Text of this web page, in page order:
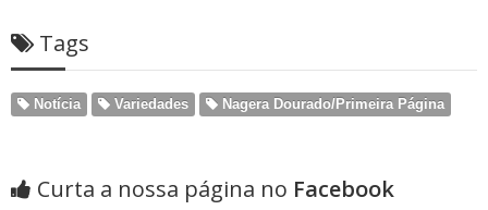
Tags
Notícia Variedades Nagera Dourado/Primeira Página
Curta a nossa página no Facebook